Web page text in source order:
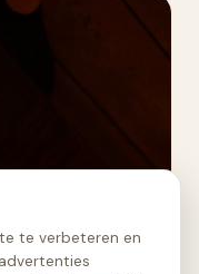
te verbeteren en